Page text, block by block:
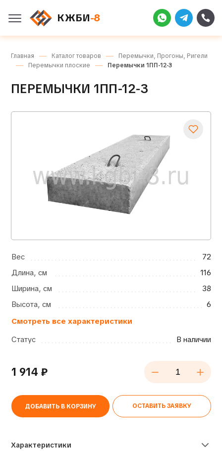
КЖБИ-8
Главная Каталог товаров
Перемычки, Прогоны, Ригели
Перемычки плоские
Перемычки 1ПП-12-3
ПЕРЕМЫЧКИ 1ПП-12-3
Вес
72
Длина, см
116
Ширина, см
38
Высота, см
6
Смотреть все характеристики
Статус
В наличии
1 914 ₽
ДОБАВИТЬ В КОРЗИНУ ОСТАВИТЬ ЗАЯВКУ
Характеристики